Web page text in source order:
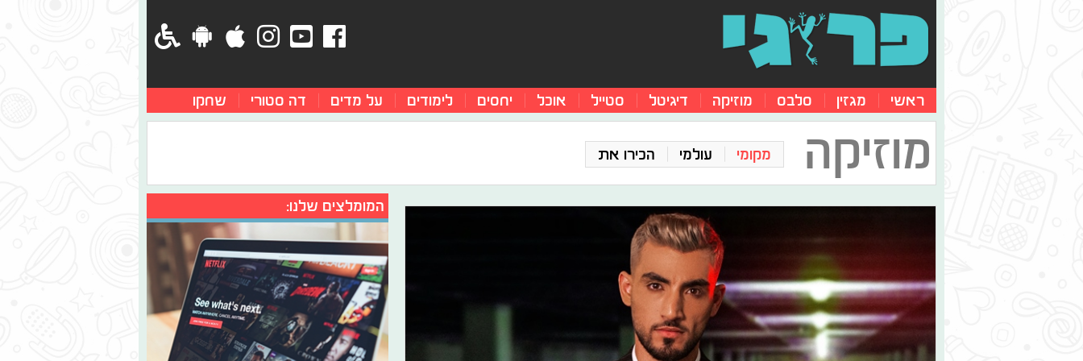
ראשי מגזין סלבס מוזיקה דיגיטל סטייל אוכל יחסים לימודים על מדים דה סטורי שחקו
מוזיקה מקומי עולמי הכירו את
המומלצים שלנו: